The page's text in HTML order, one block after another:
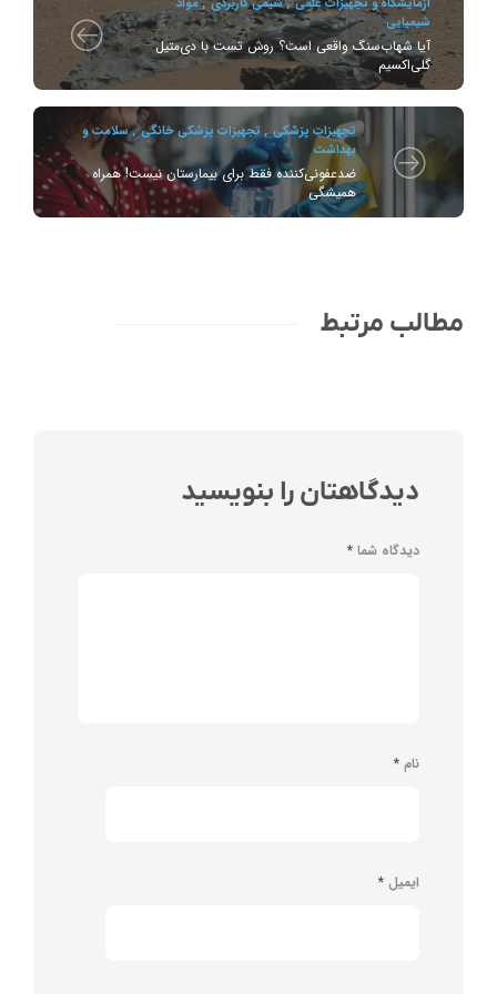
شیمیایی
آیا شهاب‌سنگ واقعی است؟ روش تست با دی‌متیل
گلی‌اکسیم
تجهیزات پزشکی ,تجهیزات پزشکی خانگی ,سلامت و
بهداشت
ضدعفونی‌کننده فقط برای بیمارستان نیست! همراه
همیشگی
مطالب مرتبط
دیدگاهتان را بنویسید
دیدگاه شما *
نام *
ایمیل *